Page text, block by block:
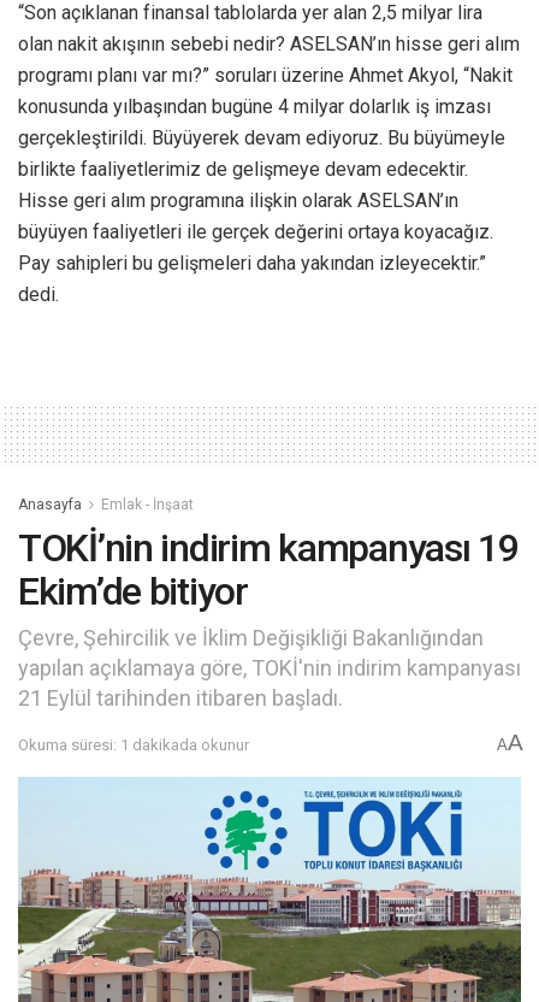
“Son açıklanan finansal tablolarda yer alan 2,5 milyar lira
olan nakit akışının sebebi nedir? ASELSAN’ın hisse geri alım
programı planı var mı?” soruları üzerine Ahmet Akyol, “Nakit
konusunda yılbaşından bugüne 4 milyar dolarlık iş imzası
gerçekleştirildi. Büyüyerek devam ediyoruz. Bu büyümeyle
birlikte faaliyetlerimiz de gelişmeye devam edecektir.
Hisse geri alım programına ilişkin olarak ASELSAN’ın
büyüyen faaliyetleri ile gerçek değerini ortaya koyacağız.
Pay sahipleri bu gelişmeleri daha yakından izleyecektir.”
dedi.
Anasayfa Emlak - İnşaat
TOKİ’nin indirim kampanyası 19
Ekim’de bitiyor
Çevre, Şehircilik ve İklim Değişikliği Bakanlığından
yapılan açıklamaya göre, TOKİ'nin indirim kampanyası
21 Eylül tarihinden itibaren başladı.
Okuma süresi: 1 dakikada okunur AA